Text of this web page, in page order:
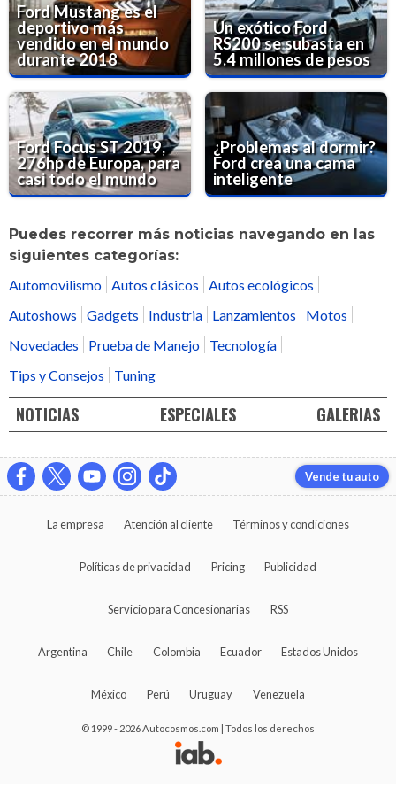
Ford Mustang es el
deportivo más
vendido en el mundo
durante 2018
Un exótico Ford
RS200 se subasta en
5.4 millones de pesos
Ford Focus ST 2019,
276hp de Europa, para
casi todo el mundo
¿Problemas al dormir?
Ford crea una cama
inteligente
Puedes recorrer más noticias navegando en las
siguientes categorías:
Automovilismo Autos clásicos
Autos ecológicos
Autoshows
Gadgets Industria Lanzamientos
Motos
Novedades
Prueba de Manejo
Tecnología
Tips y Consejos
Tuning
NOTICIAS ESPECIALES GALERIAS
Vende tu auto
La empresa Atención al cliente Términos y condiciones
Políticas de privacidad Pricing Publicidad
Servicio para Concesionarias RSS
Argentina Chile Colombia Ecuador Estados Unidos
México Perú Uruguay Venezuela
© 1999 - 2026 Autocosmos.com | Todos los derechos